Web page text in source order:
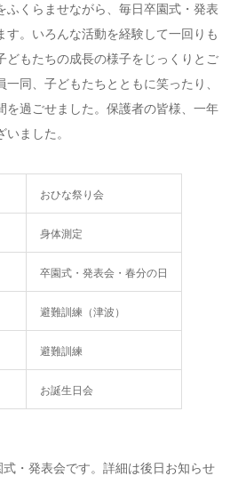
ふくらませながら、毎日卒園式・発表
す。いろんな活動を経験して一回りも
どもたちの成長の様子をじっくりとご
同、子どもたちとともに笑ったり、
を過ごせました。保護者の皆様、一年
ました。
おひな祭り会
身体測定
卒園式・発表会・春分の日
避難訓練（津波）
避難訓練
お誕生日会
・発表会です。詳細は後日お知らせ